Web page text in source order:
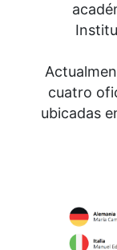
cuatro
ubicadas